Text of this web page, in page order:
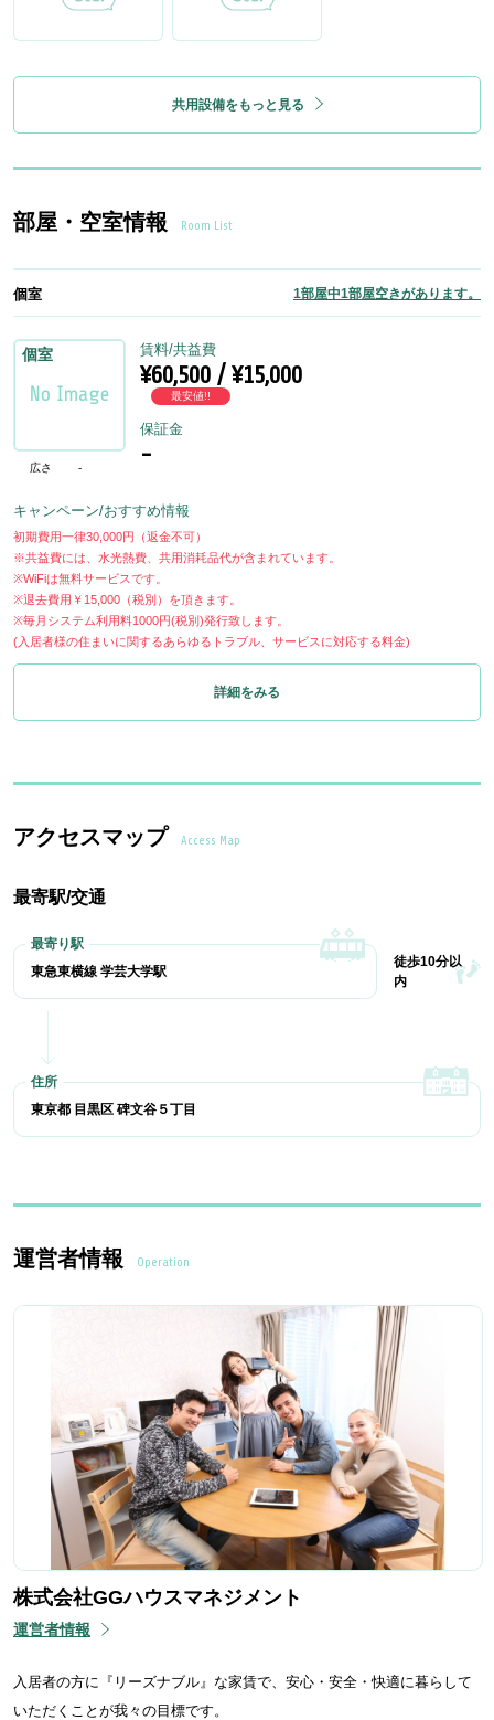
共用設備をもっと見る
部屋・空室情報 Room List
個室 1部屋中1部屋空きがあります。
個室
広さ -
賃料/共益費
¥60,500 / ¥15,000
最安値!!
保証金
-
キャンペーン/おすすめ情報
初期費用一律30,000円（返金不可）
※共益費には、水光熱費、共用消耗品代が含まれています。
※WiFiは無料サービスです。
※退去費用￥15,000（税別）を頂きます。
※毎月システム利用料1000円(税別)発行致します。
(入居者様の住まいに関するあらゆるトラブル、サービスに対応する料金)
詳細をみる
アクセスマップ Access Map
最寄駅/交通
東急東横線 学芸大学駅
徒歩10分以
内
東京都 目黒区 碑文谷５丁目
運営者情報 Operation
株式会社GGハウスマネジメント
運営者情報
入居者の方に『リーズナブル』な家賃で、安心・安全・快適に暮らして
いただくことが我々の目標です。